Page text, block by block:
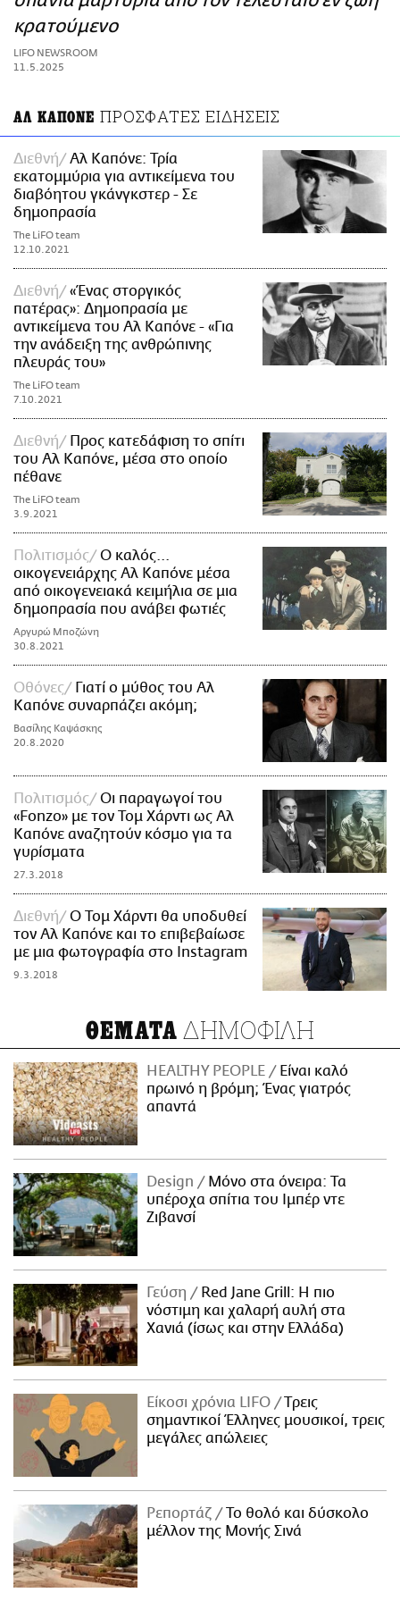
ΑΜΠΑ
PRINT
κρατούμενο
LIFO NEWSROOM
11.5.2025
ΑΛ ΚΑΠΟΝΕ ΠΡΟΣΦΑΤΕΣ ΕΙΔΗΣΕΙΣ
Διεθνή
Αλ Καπόνε: Τρία
εκατομμύρια για αντικείμενα του
διαβόητου γκάνγκστερ - Σε
δημοπρασία
The LiFO team
12.10.2021
Διεθνή
«Ένας στοργικός
πατέρας»: Δημοπρασία με
αντικείμενα του Αλ Καπόνε - «Για
την ανάδειξη της ανθρώπινης
πλευράς του»
The LiFO team
7.10.2021
Διεθνή
Προς κατεδάφιση το σπίτι
του Αλ Καπόνε, μέσα στο οποίο
πέθανε
The LiFO team
3.9.2021
Πολιτισμός
Ο καλός...
οικογενειάρχης Αλ Καπόνε μέσα
από οικογενειακά κειμήλια σε μια
δημοπρασία που ανάβει φωτιές
Αργυρώ Μποζώνη
30.8.2021
Οθόνες
Γιατί ο μύθος του Αλ
Καπόνε συναρπάζει ακόμη;
Βασίλης Καψάσκης
20.8.2020
Πολιτισμός
Οι παραγωγοί του
«Fonzo» με τον Τομ Χάρντι ως Αλ
Καπόνε αναζητούν κόσμο για τα
γυρίσματα
27.3.2018
Διεθνή
Ο Τομ Χάρντι θα υποδυθεί
τον Αλ Καπόνε και το επιβεβαίωσε
με μια φωτογραφία στο Instagram
9.3.2018
ΘΕΜΑΤΑ ΔΗΜΟΦΙΛΗ
HEALTHY PEOPLE
Είναι καλό
πρωινό η βρόμη; Ένας γιατρός
απαντά
Design
Μόνο στα όνειρα: Τα
υπέροχα σπίτια του Ιμπέρ ντε
Ζιβανσί
Γεύση
Red Jane Grill: Η πιο
νόστιμη και χαλαρή αυλή στα
Χανιά (ίσως και στην Ελλάδα)
Είκοσι χρόνια LIFO
Tρεις
σημαντικοί Έλληνες μουσικοί, τρεις
μεγάλες απώλειες
Ρεπορτάζ
Το θολό και δύσκολο
μέλλον της Μονής Σινά